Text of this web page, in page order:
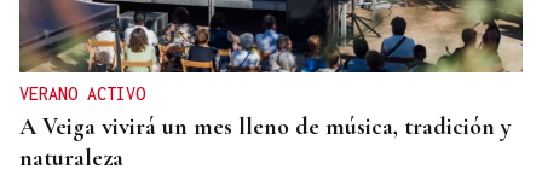
VERANO ACTIVO
A Veiga vivirá un mes lleno de música, tradición y
naturaleza